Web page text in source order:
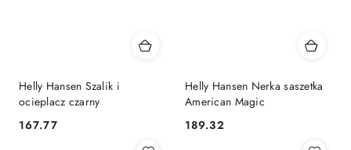
Helly Hansen Szalik i
ocieplacz czarny
Cena:
167.77
Helly Hansen Nerka saszetka
American Magic
Cena:
189.32